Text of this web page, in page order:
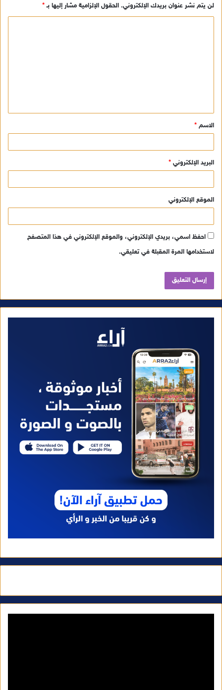
لن يتم نشر عنوان بريدك الإلكتروني. الحقول الإلزامية مشار إليها بـ*
ق
*
الاسم *
البريد الإلكتروني *
الموقع الإلكتروني
احفظ اسمي، بريدي الإلكتروني، والموقع الإلكتروني في هذا المتصفح
لاستخدامها المرة المقبلة في تعليقي.